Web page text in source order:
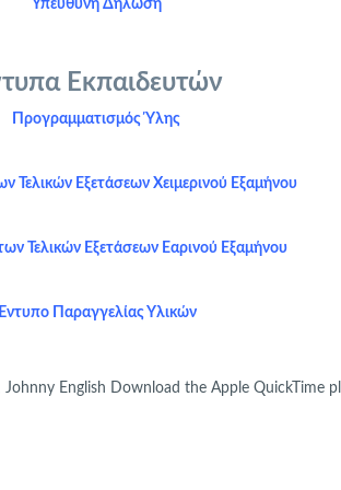
Υπεύθυνη Δήλωση
Εκπαιδευτών
Προγραμματισμός Ύλης
Τελικών Εξετάσεων Χειμερινού Εξαμήνου
Τελικών Εξετάσεων Εαρινού Εξαμήνου
Παραγγελίας Υλικών
Johnny English Download the Apple QuickTime